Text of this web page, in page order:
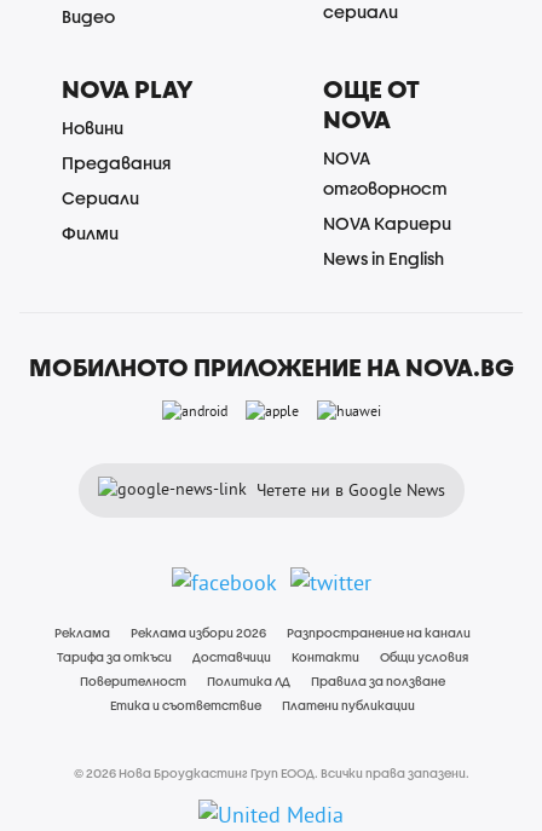
Видео
сериали
NOVA PLAY
Новини
Предавания
Сериали
Филми
ОЩЕ ОТ
NOVA
NOVA
отговорност
NOVA Кариери
News in English
МОБИЛНОТО ПРИЛОЖЕНИЕ НА NOVA.BG
Четете ни в Google News
Реклама Реклама избори 2026
Разпространение на канали
Тарифа за откъси
Доставчици Контакти
Общи условия
Поверителност
Политика ЛД
Правила за ползване
Етика и съответствие
Платени публикации
© 2026 Нова Броудкастинг Груп ЕООД. Всички права запазени.